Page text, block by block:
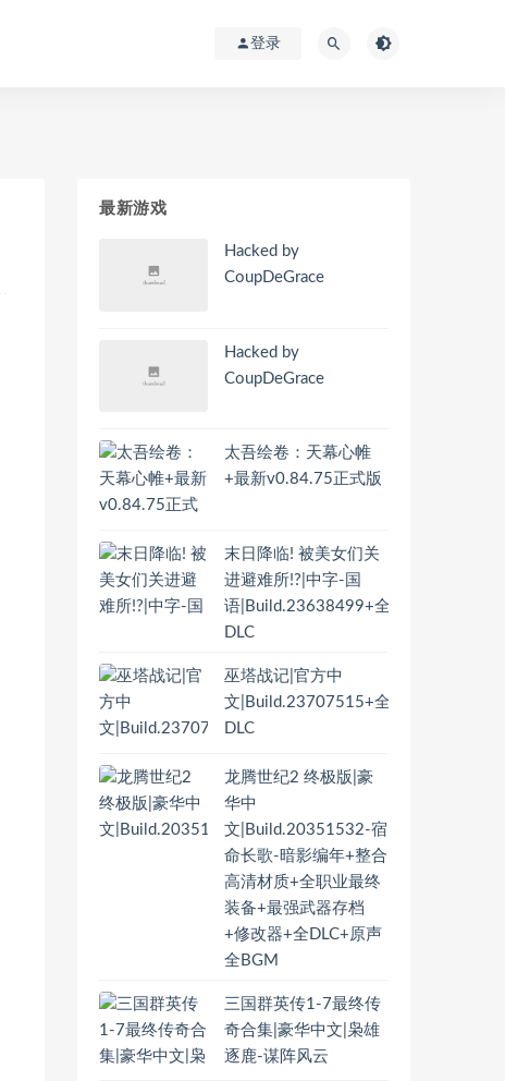
登录
最新游戏
Hacked by
CoupDeGrace
Hacked by
CoupDeGrace
太吾绘卷：天幕心帷
+最新v0.84.75正式版
末日降临! 被美女们关
进避难所!?|中字-国
语|Build.23638499+全
DLC
巫塔战记|官方中
文|Build.23707515+全
DLC
龙腾世纪2 终极版|豪
华中
文|Build.20351532-宿
命长歌-暗影编年+整合
高清材质+全职业最终
装备+最强武器存档
+修改器+全DLC+原声
全BGM
三国群英传1-7最终传
奇合集|豪华中文|枭雄
逐鹿-谋阵风云